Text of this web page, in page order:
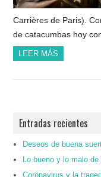
Carrières de Paris).
de catacumbas hoy
LEER MÁS
Entradas recientes
Deseos de buena
Lo bueno y lo malo
Coronavirus y la